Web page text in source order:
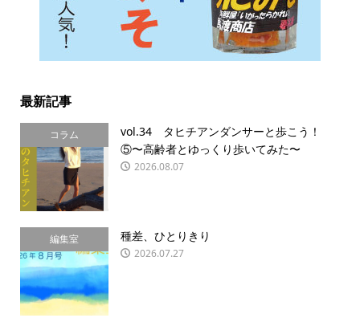
最新記事
コラム
vol.34 タヒチアンダンサーと歩こう！
⑤〜高齢者とゆっくり歩いてみた〜
2026.08.07
編集室 種差、ひとりきり
2026.07.27